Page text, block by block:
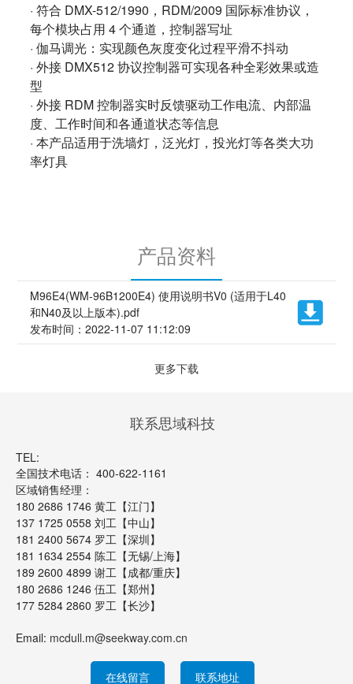
· 符合 DMX-512/1990，RDM/2009 国际标准协议，
每个模块占用 4 个通道，控制器写址
· 伽马调光：实现颜色灰度变化过程平滑不抖动
· 外接 DMX512 协议控制器可实现各种全彩效果或造
型
· 外接 RDM 控制器实时反馈驱动工作电流、内部温
度、工作时间和各通道状态等信息
· 本产品适用于洗墙灯，泛光灯，投光灯等各类大功
率灯具
产品资料
M96E4(WM-96B1200E4) 使用说明书V0 (适用于L40
和N40及以上版本).pdf
发布时间：2022-11-07 11:12:09
更多下载
联系思域科技
TEL:
全国技术电话： 400-622-1161
区域销售经理：
180 2686 1746 黄工【江门】
137 1725 0558 刘工【中山】
181 2400 5674 罗工【深圳】
181 1634 2554 陈工【无锡/上海】
189 2600 4899 谢工【成都/重庆】
180 2686 1246 伍工【郑州】
177 5284 2860 罗工【长沙】
Email: mcdull.m@seekway.com.cn
在线留言 联系地址